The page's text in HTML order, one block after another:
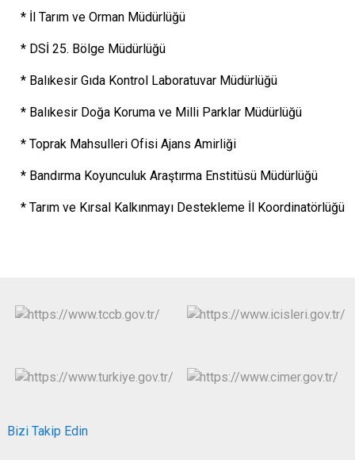
* İl Tarım ve Orman Müdürlüğü
* DSİ 25. Bölge Müdürlüğü
* Balıkesir Gıda Kontrol Laboratuvar Müdürlüğü
* Balıkesir Doğa Koruma ve Milli Parklar Müdürlüğü
* Toprak Mahsulleri Ofisi Ajans Amirliği
* Bandırma Koyunculuk Araştırma Enstitüsü Müdürlüğü
* Tarım ve Kırsal Kalkınmayı Destekleme İl Koordinatörlüğü
Bizi Takip Edin